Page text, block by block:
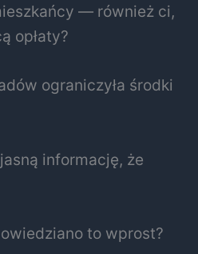
— również ci,
opłaty?
ograniczyła środki
informację, że
to wprost?